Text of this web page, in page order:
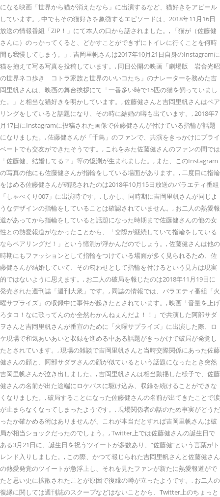
になる映画「世界から猫が消えたなら」に出演するなど、猫好きをアピール
しています。, 中でもその猫好きを象徴するエピソードは、2018年11月16日
放送の情報番組「ZIP！」にて本人の口から話されました。, 「猫が（佐藤健
さんに）のっかってくると、どかすことができずにトイレに行くことを何時
間も我慢してしまう。」, 吉岡里帆さんは2017年10月21日自身のInstagramに
猫を抱えて写る写真を投稿しています。, 同日公開の映画「劇場版 岩合光昭
の世界ネコ歩き コトラ家族と世界のいいコたち」のナレーターを務めた吉
岡里帆さんは、映画の舞台挨拶にて「一番多い時で15匹の猫を飼っていまし
た。」と相当な猫好きを明かしています。, 佐藤健さんと吉岡里帆さんはペア
リングをしていると話題になり、その時に結婚の噂も出ています。, 2018年7
月17日にInstagramに投稿された画像で佐藤健さんが付けている指輪が話題
になりました。, 佐藤健さんが「千鳥」のファンで、共演をきっかけにプライ
ベートでも交友ができたそうです。, これをみた佐藤健さんのファンの間では
「佐藤健、結婚してる？」等の憶測が生まれました。, また、このInstagram
の写真の他にも佐藤健さんが指輪をしている場面があります。, 二度目に指輪
をはめる佐藤健さんが確認されたのは2018年10月15日放送のバラエティ番組
「しゃべくり007」に出演時です。, しかし、同時期に吉岡里帆さんが同じよ
うなデザインの指輪をしていることは確認されていません。, お二人の熱愛報
道があってから指輪をしていると話題になった時期まで佐藤健さんの他の女
性との熱愛報道がなかったことから、「交際が継続していて指輪をしている
ならペアリングだ！」という憶測が浮かんだのでしょう。, 佐藤健さんは他の
時期にもファッションとして指輪をつけている場面が多く見られるため、佐
藤健さんが結婚していて、その匂わせとして指輪を付けるという見方は現実
的ではないように思えます。, お二人の破局を報じたのは2018年11月19日に
発売された週刊誌「週刊大衆」です。, 同誌の情報では、バラエティ番組「火
曜サプライズ」の収録中に事件が起きたとされています。, 映画「音量を上げ
ろタコ！なに歌ってんのか全然わかんねぇんだよ！！」で共演した阿部サダ
ヲさんと吉岡里帆さんが番宣のために「火曜サプライズ」に出演した際、ロ
ケ現場で和気あいあいと収録を進める中ある話題がきっかけで破局が発覚し
たとされています。, 現場の雑談で吉岡里帆さんと当時交際関係にあった佐藤
健さんの顔と、阿部サダヲさんの顔が似ているという話題になったとき突然
吉岡里帆さんが泣き出しました。, 吉岡里帆さんは相当動揺した様子で、佐藤
健さんの名前が出た途端にロケバスに駆け込み、収録を続けることができな
くなりました。, 破局することになった佐藤健さんの名前が出てきたことで涙
が止まらなくなってしまったようです。, 現場関係者の話のため事実がどうだ
ったか確かめる術はありませんが、これが本当だとすれば吉岡里帆さんは破
局が相当ショックだったのでしょう。, Twitter上では佐藤健さんの誕生日で
ある3月21日に、誕生日を祝うツイートが多数あり、”佐藤健”という言葉がト
レンド入りしました。, この際、かつて報じられた吉岡里帆さんと佐藤健さん
の熱愛発覚のツイートが急浮上し、それを見たファンが新たに熱愛報道がで
たと思い更に拡散されたことが原因で復縁の噂が立ったようです。, お二人の
復縁に関しては週刊誌のスクープなどはないことから、Twitter上のちょっと